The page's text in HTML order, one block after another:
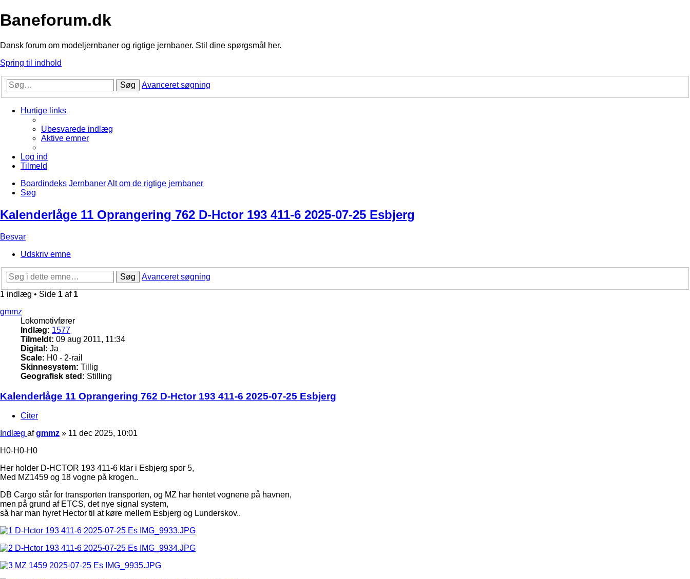
Baneforum.dk
Dansk forum om modeljernbaner og rigtige jernbaner. Stil dine spørgsmål her.
Spring til indhold
Søg Avanceret søgning
Hurtige links
Ubesvarede indlæg
Aktive emner
Log ind
Tilmeld
Boardindeks JernbanerAlt om de rigtige jernbaner
Søg
Kalenderlåge 11 Oprangering 762 D-Hctor 193 411-6 2025-07-25 Esbjerg
Besvar
Udskriv emne
Søg
Avanceret søgning
1 indlæg • Side 1 af 1
gmmz
Lokomotivfører
Indlæg: 1577
Tilmeldt: 09 aug 2011, 11:34
Digital: Ja
Scale: H0 - 2-rail
Skinnesystem: Tillig
Geografisk sted: Stilling
Kalenderlåge 11 Oprangering 762 D-Hctor 193 411-6 2025-07-25 Esbjerg
Citer
Indlæg afgmmz » 11 dec 2025, 10:01
H0-H0-H0
Her holder D-HCTOR 193 411-6 klar i Esbjerg spor 5,
Med MZ1459 og 18 vogne på krogen..
DB Cargo står for transporten transporten, og MZ har hentet vognene på havnen,
men på grund af ETCS, det nye signal system,
så har man hyret Hector til at køre mellem Esbjerg og Lunderskov..